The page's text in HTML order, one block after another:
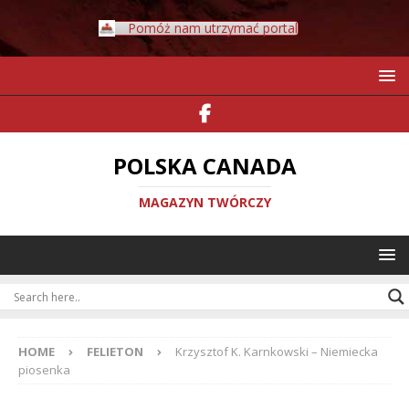
Pomóż nam utrzymać portal
POLSKA CANADA
MAGAZYN TWÓRCZY
HOME FELIETON
Krzysztof K. Karnkowski – Niemiecka
piosenka